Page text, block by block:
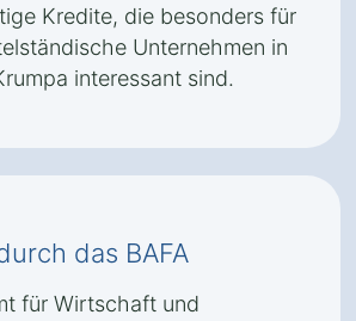
Kredite, die besonders für
Unternehmen in
interessant sind.
das BAFA
für Wirtschaft und